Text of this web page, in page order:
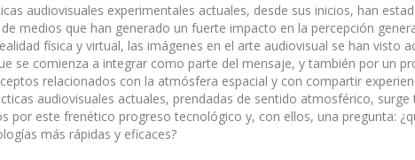
audiovisuales experimentales actuales, desde sus inicios, han
medios que han generado un fuerte impacto en la percepción
física y virtual, las imágenes en el arte audiovisual se han
se comienza a integrar como parte del mensaje, y también por un
relacionados con la atmósfera espacial y con compartir
audiovisuales actuales, prendadas de sentido atmosférico,
por este frenético progreso tecnológico y, con ellos, una pregunta:
más rápidas y eficaces?